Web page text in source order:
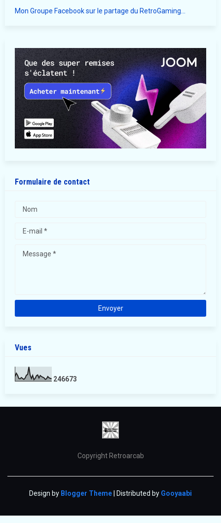
Mon Groupe Facebook sur le partage du RetroGaming...
Formulaire de contact
Vues
246673
Copyright Retroarcab
Design by Blogger Theme | Distributed by Gooyaabi